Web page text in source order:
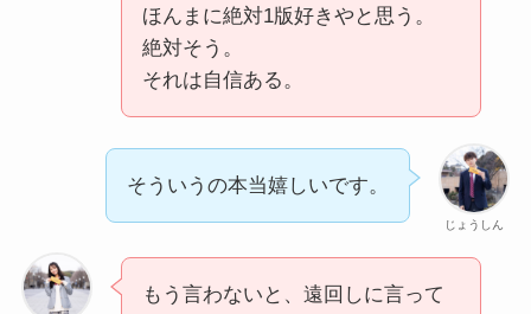
ほんまに絶対1版好きやと思う。
絶対そう。
それは自信ある。
じょうしん
そういうの本当嬉しいです。
もう言わないと、遠回しに言って